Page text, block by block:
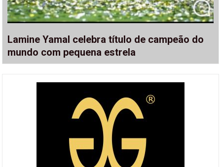
Lamine Yamal celebra título de campeão do
mundo com pequena estrela